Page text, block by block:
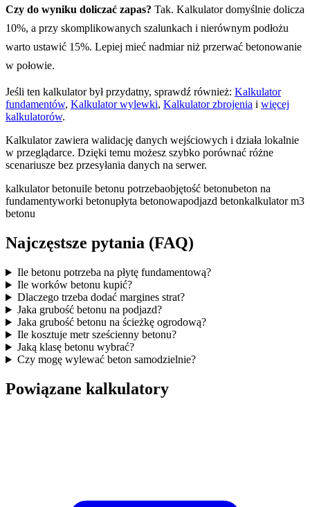
Czy do wyniku doliczać zapas? Tak. Kalkulator domyślnie dolicza
10%, a przy skomplikowanych szalunkach i nierównym podłożu
warto ustawić 15%. Lepiej mieć nadmiar niż przerwać betonowanie
w połowie.
Jeśli ten kalkulator był przydatny, sprawdź również: Kalkulator
fundamentów, Kalkulator wylewki, Kalkulator zbrojenia i więcej
kalkulatorów.
Kalkulator zawiera walidację danych wejściowych i działa lokalnie
w przeglądarce. Dzięki temu możesz szybko porównać różne
scenariusze bez przesyłania danych na serwer.
kalkulator betonuile betonu potrzebaobjętość betonubeton na
fundamentyworki betonupłyta betonowapodjazd betonkalkulator m3
betonu
Najczęstsze pytania (FAQ)
Ile betonu potrzeba na płytę fundamentową?
Ile worków betonu kupić?
Dlaczego trzeba dodać margines strat?
Jaka grubość betonu na podjazd?
Jaka grubość betonu na ścieżkę ogrodową?
Ile kosztuje metr sześcienny betonu?
Jaką klasę betonu wybrać?
Czy mogę wylewać beton samodzielnie?
Powiązane kalkulatory